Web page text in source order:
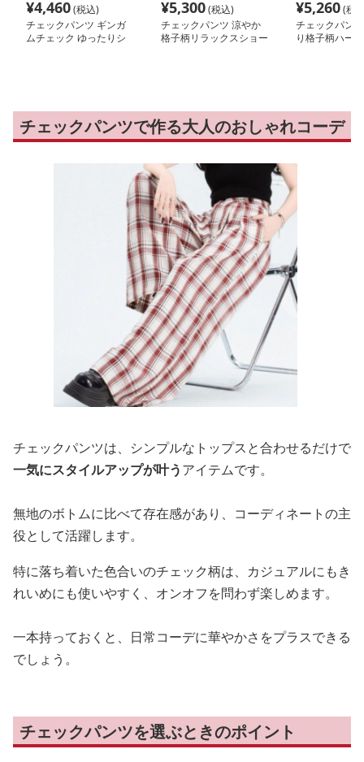
¥4,460(税込)
チェックパンツ ギンガ
ムチェック ゆったりシ
¥5,300(税込)
チェックパンツ 涼やか
格子柄リラックスショー
¥5,260(税
チェックパン
り格子柄ハー
チェックパンツで作る大人のおしゃれコーデ
チェックパンツは、シンプルなトップスと合わせるだけで
一気にスタイルアップが叶うアイテムです。
無地のボトムに比べて存在感があり、コーディネートの主
役として活躍します。
特に落ち着いた色合いのチェック柄は、カジュアルにもき
れいめにも使いやすく、オンオフを問わず楽しめます。
一本持っておくと、日常コーデに華やかさをプラスできる
でしょう。
チェックパンツを選ぶときのポイント